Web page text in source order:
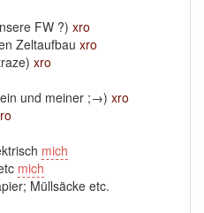
FW ?) xro
Zeltaufbau xro
xro
und meiner ;→) xro
mich
mich
Müllsäcke etc.